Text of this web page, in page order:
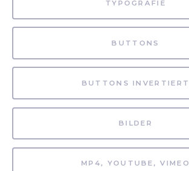
TYPOGRAFIE
BUTTONS
BUTTONS INVERTIERT
BILDER
MP4, YOUTUBE, VIMEO